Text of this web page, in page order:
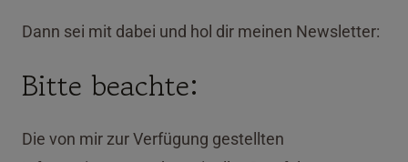
Dann sei mit dabei und hol dir meinen Newsletter:
Bitte beachte:
Die von mir zur Verfügung gestellten